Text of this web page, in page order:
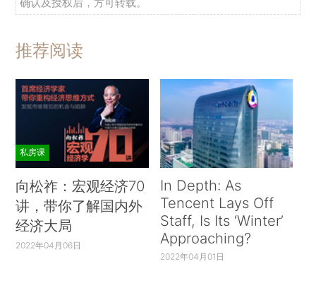
推荐阅读
私房课
向松祚：宏观经济70
讲，带你了解国内外
经济大局
2022年04月06日
In Depth: As
Tencent Lays Off
Staff, Is Its ‘Winter’
Approaching?
2022年04月01日